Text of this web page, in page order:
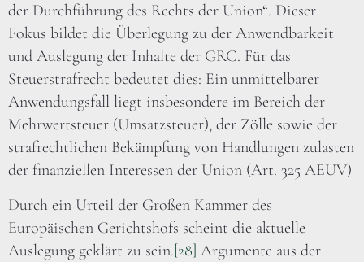
der Durchführung des Rechts der Union“. Dieser
Fokus bildet die Überlegung zu der Anwendbarkeit
und Auslegung der Inhalte der GRC. Für das
Steuerstrafrecht bedeutet dies: Ein unmittelbarer
Anwendungsfall liegt insbesondere im Bereich der
Mehrwertsteuer (Umsatzsteuer), der Zölle sowie der
strafrechtlichen Bekämpfung von Handlungen zulasten
der finanziellen Interessen der Union (Art. 325 AEUV)
Durch ein Urteil der Großen Kammer des
Europäischen Gerichtshofs scheint die aktuelle
Auslegung geklärt zu sein.[28] Argumente aus der